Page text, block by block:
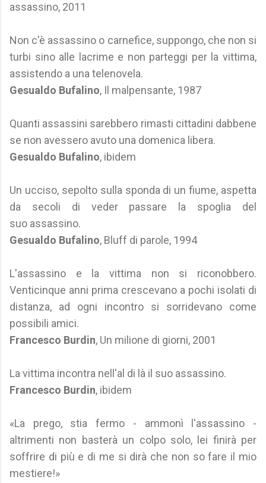
assassino, 2011
Non c'è assassino o carnefice, suppongo, che non si
turbi sino alle lacrime e non parteggi per la vittima,
assistendo a una telenovela.
Gesualdo Bufalino, Il malpensante, 1987
Quanti assassini sarebbero rimasti cittadini dabbene
se non avessero avuto una domenica libera.
Gesualdo Bufalino, ibidem
Un ucciso, sepolto sulla sponda di un fiume, aspetta
da secoli di veder passare la spoglia del
suo assassino.
Gesualdo Bufalino, Bluff di parole, 1994
L'assassino e la vittima non si riconobbero.
Venticinque anni prima crescevano a pochi isolati di
distanza, ad ogni incontro si sorridevano come
possibili amici.
Francesco Burdin, Un milione di giorni, 2001
La vittima incontra nell'al di là il suo assassino.
Francesco Burdin, ibidem
«La prego, stia fermo - ammonì l'assassino -
altrimenti non basterà un colpo solo, lei finirà per
soffrire di più e di me si dirà che non so fare il mio
mestiere!»